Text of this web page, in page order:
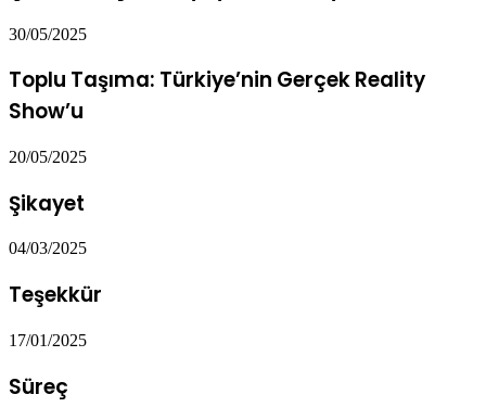
30/05/2025
Toplu Taşıma: Türkiye’nin Gerçek Reality
Show’u
20/05/2025
Şikayet
04/03/2025
Teşekkür
17/01/2025
Süreç